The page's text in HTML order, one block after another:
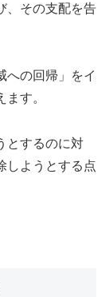
、その支配を告
への回帰」をイ
す。
とするのに対
しようとする点